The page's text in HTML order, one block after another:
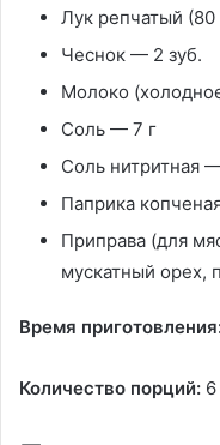
Лук репчатый
Чеснок — 2 зуб.
Молоко
Соль — 7 г
Соль нитритная
Паприка
Приправа (для
мускатный орех,
Время
Количество порций: 6